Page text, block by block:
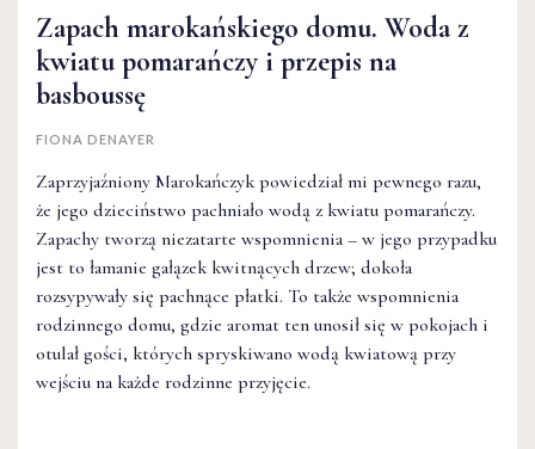
Zapach marokańskiego domu. Woda z
kwiatu pomarańczy i przepis na
basboussę
FIONA DENAYER
Zaprzyjaźniony Marokańczyk powiedział mi pewnego razu,
że jego dzieciństwo pachniało wodą z kwiatu pomarańczy.
Zapachy tworzą niezatarte wspomnienia – w jego przypadku
jest to łamanie gałązek kwitnących drzew; dokoła
rozsypywały się pachnące płatki. To także wspomnienia
rodzinnego domu, gdzie aromat ten unosił się w pokojach i
otulał gości, których spryskiwano wodą kwiatową przy
wejściu na każde rodzinne przyjęcie.